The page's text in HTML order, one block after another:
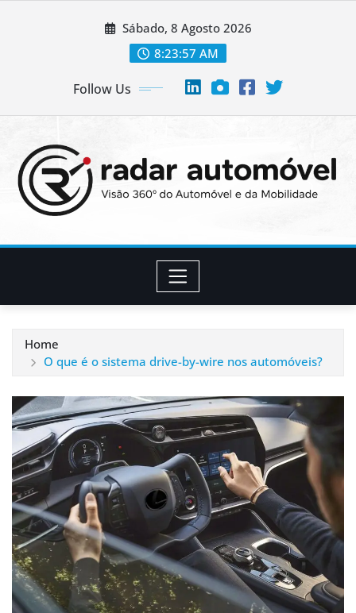
Sábado, 8 Agosto 2026
8:23:57 AM
Follow Us
Home
O que é o sistema drive-by-wire nos automóveis?